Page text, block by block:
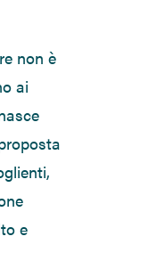
non è
ai
e